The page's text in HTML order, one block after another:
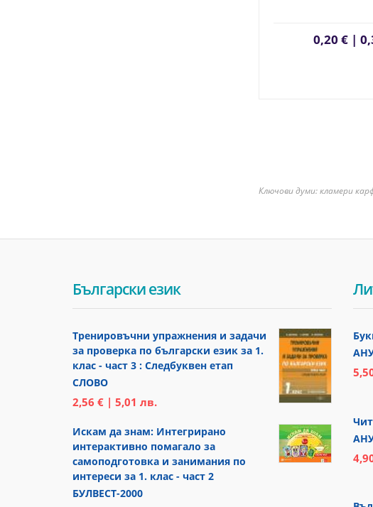
0,20 € |
Ключови думи: кламери
Български език
Тренировъчни упражнения и задачи
за проверка по български език за 1.
клас - част 3 : Следбуквен етап
СЛОВО
2,56 € | 5,01 лв.
Искам да знам: Интегрирано
интерактивно помагало за
самоподготовка и занимания по
интереси за 1. клас - част 2
БУЛВЕСТ-2000